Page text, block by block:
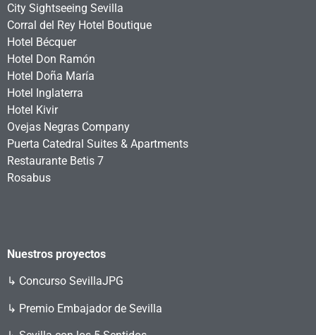
City Sightseeing Sevilla
Corral del Rey Hotel Boutique
Hotel Bécquer
Hotel Don Ramón
Hotel Doña María
Hotel Inglaterra
Hotel Kivir
Ovejas Negras Company
Puerta Catedral Suites & Apartments
Restaurante Betis 7
Rosabus
Nuestros proyectos
↳ Concurso SevillaJPG
↳ Premio Embajador de Sevilla